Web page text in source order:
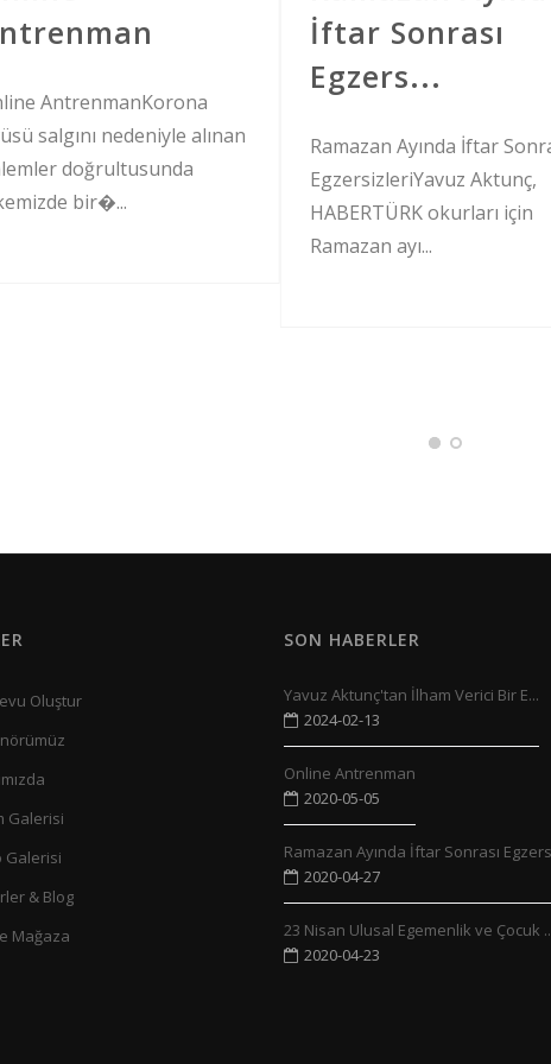
AntrenmanKorona
salgını nedeniyle alınan
doğrultusunda
bir�...
İftar Sonrası
Egzers...
Ramazan Ayında İftar
EgzersizleriYavuz Aktunç,
HABERTÜRK okurları için
Ramazan ayı...
Oluştur
Galerisi
Galerisi
& Blog
Mağaza
SON HABERLER
Yavuz Aktunç'tan İlham Verici Bir E...
2024-02-13
Online Antrenman
2020-05-05
Ramazan Ayında İftar Sonrası
2020-04-27
23 Nisan Ulusal Egemenlik ve Çocuk
2020-04-23